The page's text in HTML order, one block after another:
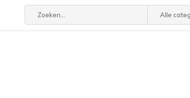
Alle